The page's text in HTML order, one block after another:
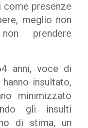
presenze
meglio non
prendere
anni, voce di
insultato,
minimizzato
gli insulti
di stima, un